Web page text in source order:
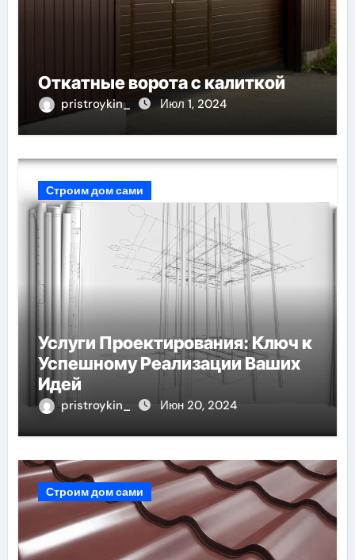
Откатные ворота с калиткой
pristroykin_ Июл 1, 2024
Строим дом сами
Услуги Проектирования: Ключ к
Успешному Реализации Ваших
Идей
pristroykin_ Июн 20, 2024
Строим дом сами